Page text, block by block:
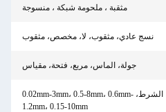
مثقبة ، ملحومة شبكة ، منسوجة
نسج عادي، مثقوب، لا، مخصص، مثقوب
جولة، الماس، مربع، فتحة، مقياس
الشرط، 0.02mm-3mm، 0.5-8mm، 0.6mm-
1.2mm، 0.15-10mm